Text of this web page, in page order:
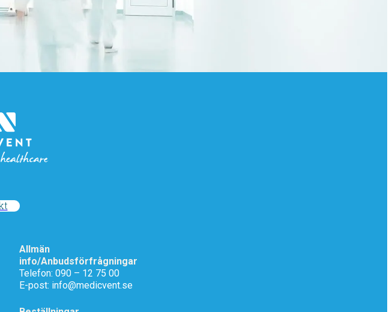
Allmän
info/Anbudsförfrågningar
Telefon: 090 – 12 75 00
E-post: info@medicvent.se